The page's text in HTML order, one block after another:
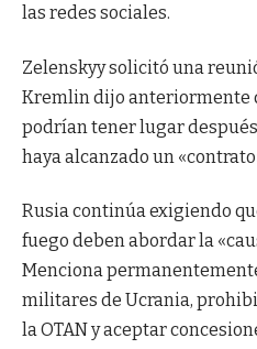
las redes sociales.
Zelenskyy solicitó una
Kremlin dijo anteriormente
podrían tener lugar
haya alcanzado un
Rusia continúa exigiendo
fuego deben abordar la
Menciona
militares de Ucrania,
la OTAN y aceptar